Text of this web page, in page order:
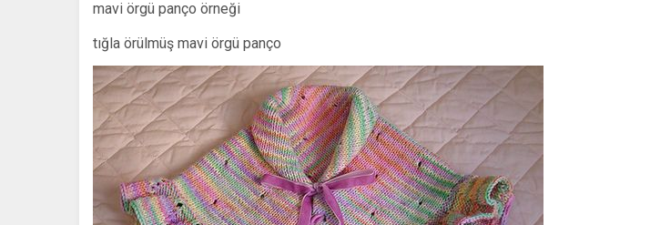
mavi örgü panço örneği
tığla örülmüş mavi örgü panço